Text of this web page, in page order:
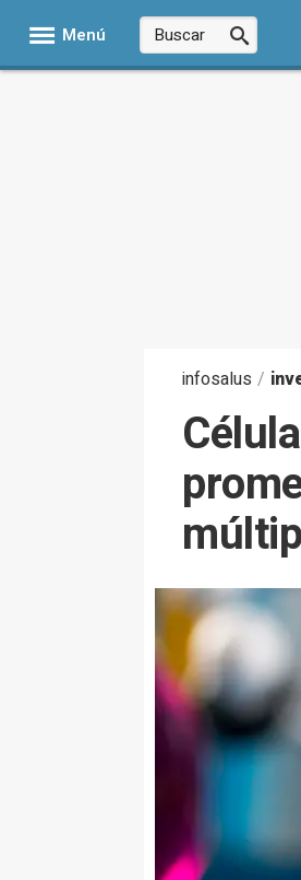
Menú
infosalus /